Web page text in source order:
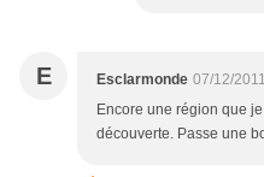
E Esclarmonde 07/12/
Encore une région que
découverte. Passe une